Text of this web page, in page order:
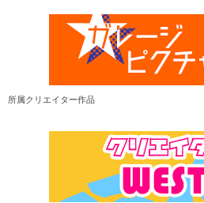
所属クリエイター作品